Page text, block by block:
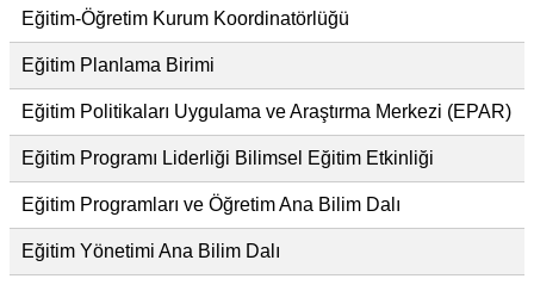
Eğitim-Öğretim Kurum Koordinatörlüğü
Eğitim Planlama Birimi
Eğitim Politikaları Uygulama ve Araştırma Merkezi (EPAR)
Eğitim Programı Liderliği Bilimsel Eğitim Etkinliği
Eğitim Programları ve Öğretim Ana Bilim Dalı
Eğitim Yönetimi Ana Bilim Dalı